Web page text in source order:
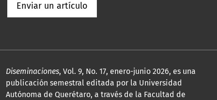
Enviar un artículo
Diseminaciones, Vol. 9, No. 17, enero-junio 2026, es una
publicación semestral editada por la Universidad
Autónoma de Querétaro, a través de la Facultad de